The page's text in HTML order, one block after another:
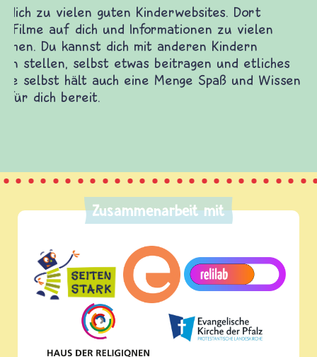
Fragen von Krieg und Frieden, Streit und
Gewalt informiert und einen Austausch zu
diesem Themenbereich ermöglicht. frieden-
fragen.de bietet Antworten auf wichtige
(Über-)Lebensfragen aus den Bereichen Krieg
und Frieden, Streit und Gewalt.
Zusammenarbeit mit